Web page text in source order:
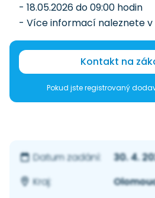
- 18.05.2026 do 09:00 hodin
- Více informací naleznete
Kontakt na
Pokud jste registrovaný
Datum zadání:
30. 4.
Kraj: